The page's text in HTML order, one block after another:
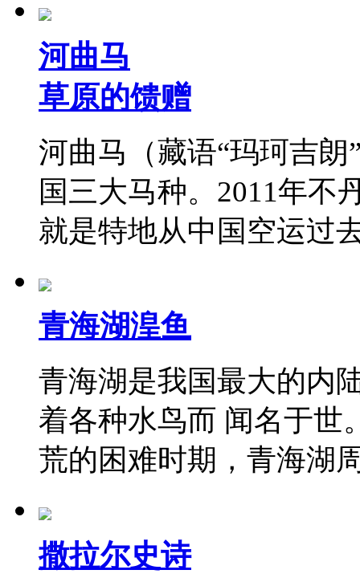
河曲马
草原的馈赠
河曲马（藏语“玛珂吉
国三大马种。2011年不
就是特地从中国空运
青海湖湟鱼
青海湖是我国最大的内
着各种水鸟而 闻名于世
荒的困难时期，青海
撒拉尔史诗